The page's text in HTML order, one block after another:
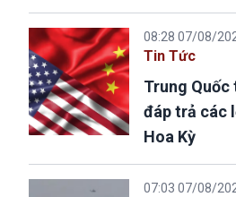
08:28 07/08/
Tin Tức
Trung Quốc
đáp trả các
Hoa Kỳ
07:03 07/08/